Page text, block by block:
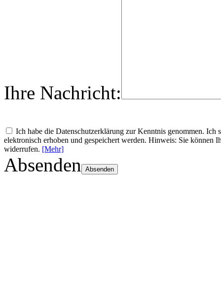
Ihre Nachricht:
Ich habe die Datenschutzerklärung zur Kenntnis genommen.
elektronisch erhoben und gespeichert werden. Hinweis: Sie
widerrufen. [Mehr]
Absenden Absenden